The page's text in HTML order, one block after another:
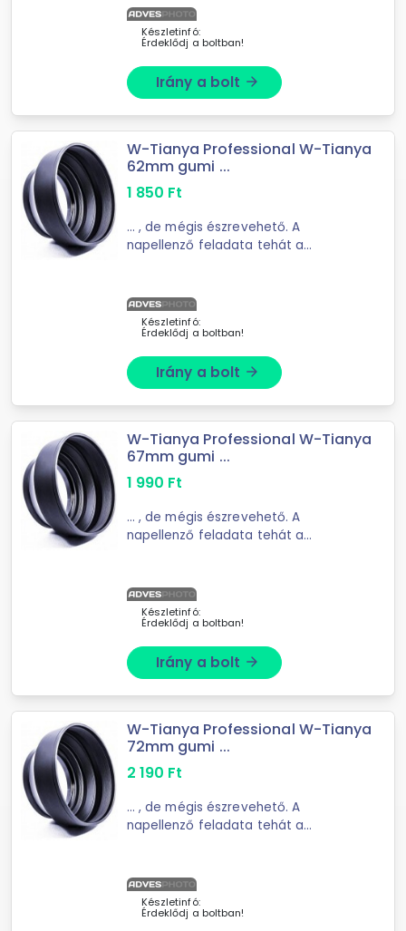
teljesülhet teljesen. A napellenző
annál jobb, minél nagyobb méretű, ...
Készletinfó:
Érdeklődj a boltban!
Irány a bolt arrow_forward
W-Tianya Professional W-Tianya
62mm gumi ...
1 850 Ft
... , de mégis észrevehető. A
napellenző feladata tehát a
teljesülhet teljesen. A napellenző
annál jobb, minél nagyobb méretű, ...
Készletinfó:
Érdeklődj a boltban!
Irány a bolt arrow_forward
W-Tianya Professional W-Tianya
67mm gumi ...
1 990 Ft
... , de mégis észrevehető. A
napellenző feladata tehát a
teljesülhet teljesen. A napellenző
annál jobb, minél nagyobb méretű, ...
Készletinfó:
Érdeklődj a boltban!
Irány a bolt arrow_forward
W-Tianya Professional W-Tianya
72mm gumi ...
2 190 Ft
... , de mégis észrevehető. A
napellenző feladata tehát a
teljesülhet teljesen. A napellenző
annál jobb, minél nagyobb méretű, ...
Készletinfó:
Érdeklődj a boltban!